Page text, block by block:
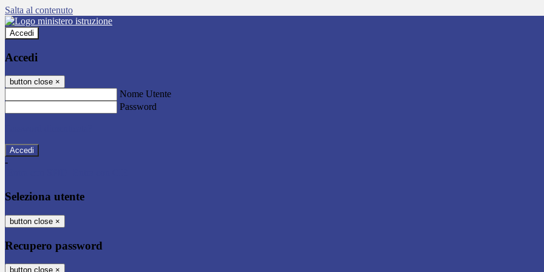
Salta al contenuto
Accedi
Accedi
button close ×
Nome Utente
Password
-
Seleziona utente
button close ×
Recupero password
button close ×